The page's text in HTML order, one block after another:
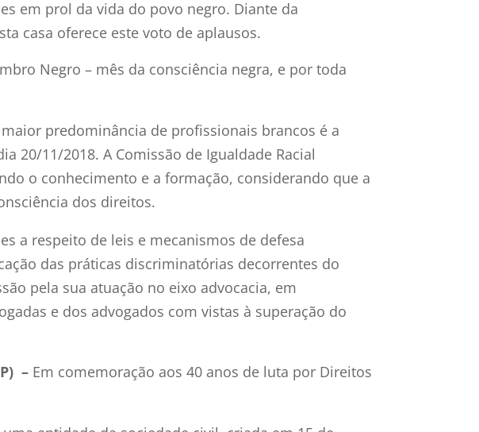
em prol da vida do povo negro. Diante da
casa oferece este voto de aplausos.
Negro – mês da consciência negra, e por toda
predominância de profissionais brancos é a
20/11/2018. A Comissão de Igualdade Racial
o conhecimento e a formação, considerando que a
dos direitos.
a respeito de leis e mecanismos de defesa
das práticas discriminatórias decorrentes do
pela sua atuação no eixo advocacia, em
e dos advogados com vistas à superação do
– Em comemoração aos 40 anos de luta por Direitos